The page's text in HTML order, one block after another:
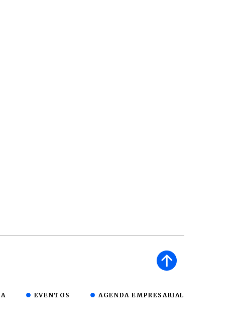
EVENTOS AGENDA EMPRESARIAL